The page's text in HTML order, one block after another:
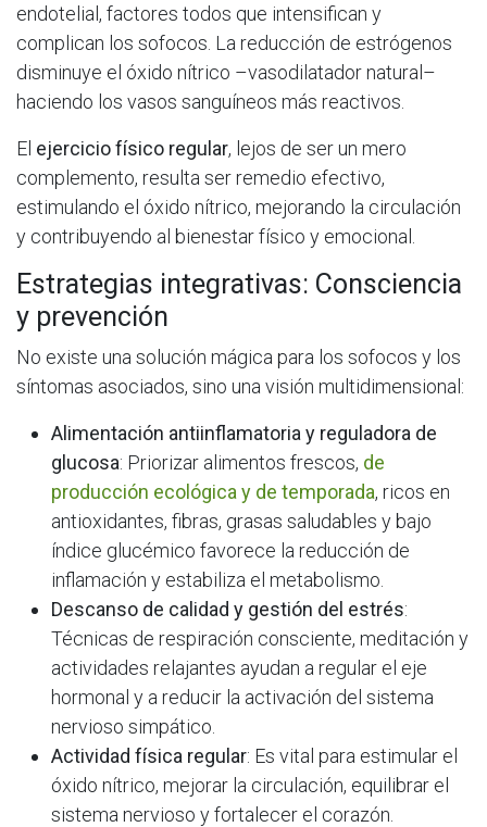
endotelial, factores todos que intensifican y
complican los sofocos. La reducción de estrógenos
disminuye el óxido nítrico –vasodilatador natural–
haciendo los vasos sanguíneos más reactivos.
El ejercicio físico regular, lejos de ser un mero
complemento, resulta ser remedio efectivo,
estimulando el óxido nítrico, mejorando la circulación
y contribuyendo al bienestar físico y emocional.
Estrategias integrativas: Consciencia
y prevención
No existe una solución mágica para los sofocos y los
síntomas asociados, sino una visión multidimensional:
Alimentación antiinflamatoria y reguladora de
glucosa: Priorizar alimentos frescos, de
producción ecológica y de temporada, ricos en
antioxidantes, fibras, grasas saludables y bajo
índice glucémico favorece la reducción de
inflamación y estabiliza el metabolismo.
Descanso de calidad y gestión del estrés:
Técnicas de respiración consciente, meditación y
actividades relajantes ayudan a regular el eje
hormonal y a reducir la activación del sistema
nervioso simpático.
Actividad física regular: Es vital para estimular el
óxido nítrico, mejorar la circulación, equilibrar el
sistema nervioso y fortalecer el corazón.